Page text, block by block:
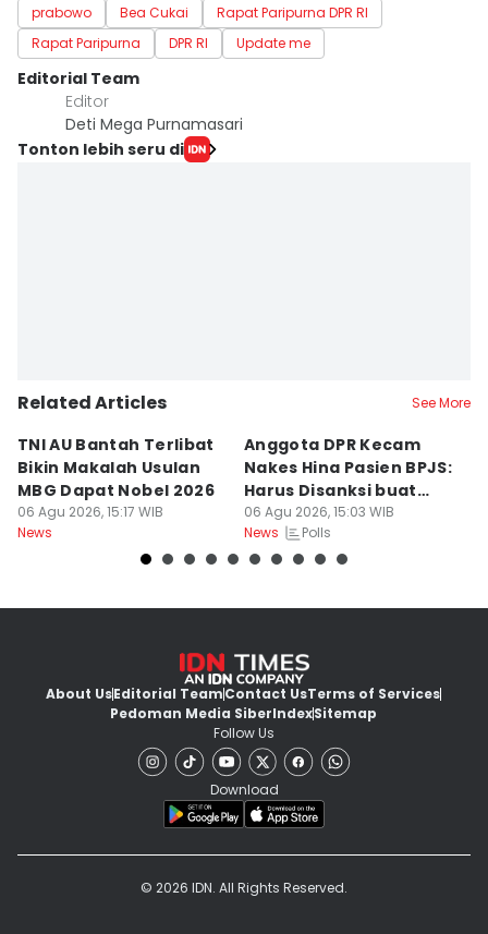
prabowo Bea Cukai
Rapat Paripurna DPR RI
Rapat Paripurna
DPR RI Update me
Editorial Team
Editor
Deti Mega Purnamasari
Tonton lebih seru di
Related Articles See More
TNI AU Bantah Terlibat
Bikin Makalah Usulan
MBG Dapat Nobel 2026
06 Agu 2026, 15:17 WIB
News
Anggota DPR Kecam
Nakes Hina Pasien BPJS:
Harus Disanksi buat
Pelajaran
06 Agu 2026, 15:03 WIB
News
Polls
About UsEditorial TeamContact UsTerms of Services
Pedoman Media SiberIndexSitemap
Follow Us
Download
© 2026 IDN. All Rights Reserved.